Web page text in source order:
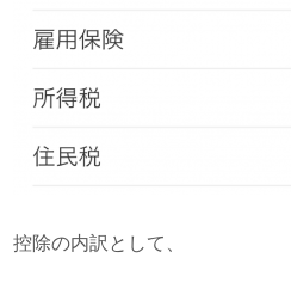
控除の内訳として、